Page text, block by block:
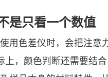
是只看一个数值
用色差仪时，会把注意
上，颜色判断还需要结